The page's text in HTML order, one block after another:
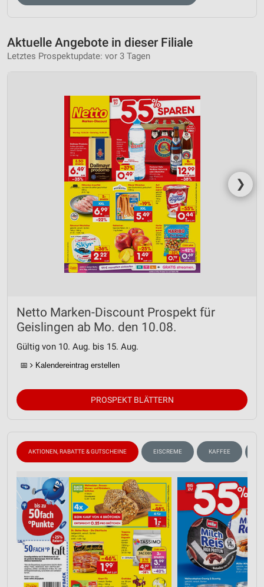
Aktuelle Angebote in dieser Filiale
Letztes Prospektupdate: vor 3 Tagen
❯
Netto Marken-Discount Prospekt für
Geislingen ab Mo. den 10.08.
Gültig von 10. Aug. bis 15. Aug.
📅 Kalendereintrag erstellen
PROSPEKT BLÄTTERN
AKTIONEN, RABATTE & GUTSCHEINE EISCREME KAFFEE